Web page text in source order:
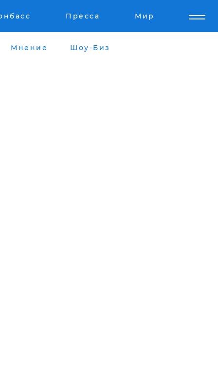
Пресса Мир
Мнение Шоу-Биз